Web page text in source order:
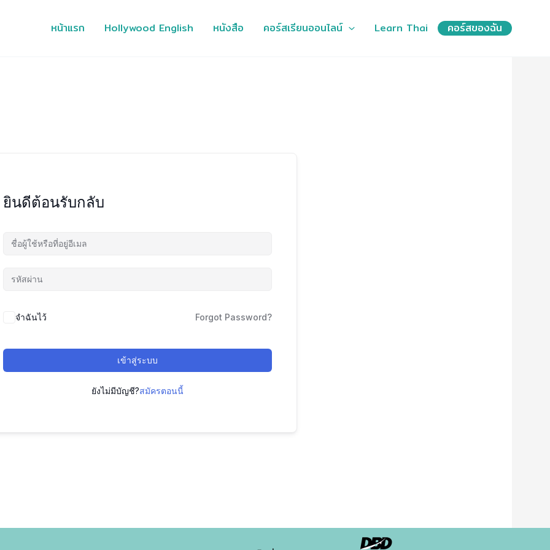
หน้าแรก Hollywood English หนังสือ คอร์สเรียนออนไลน์ Learn Thai คอร์สของฉัน
ยินดีต้อนรับกลับ
จำฉันไว้ Forgot Password?
เข้าสู่ระบบ
ยังไม่มีบัญชี?สมัครตอนนี้